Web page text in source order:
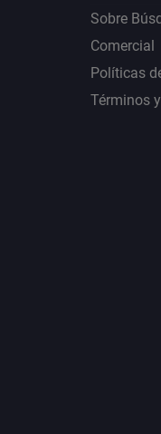
Sobre
Comercial
Políticas
Términos